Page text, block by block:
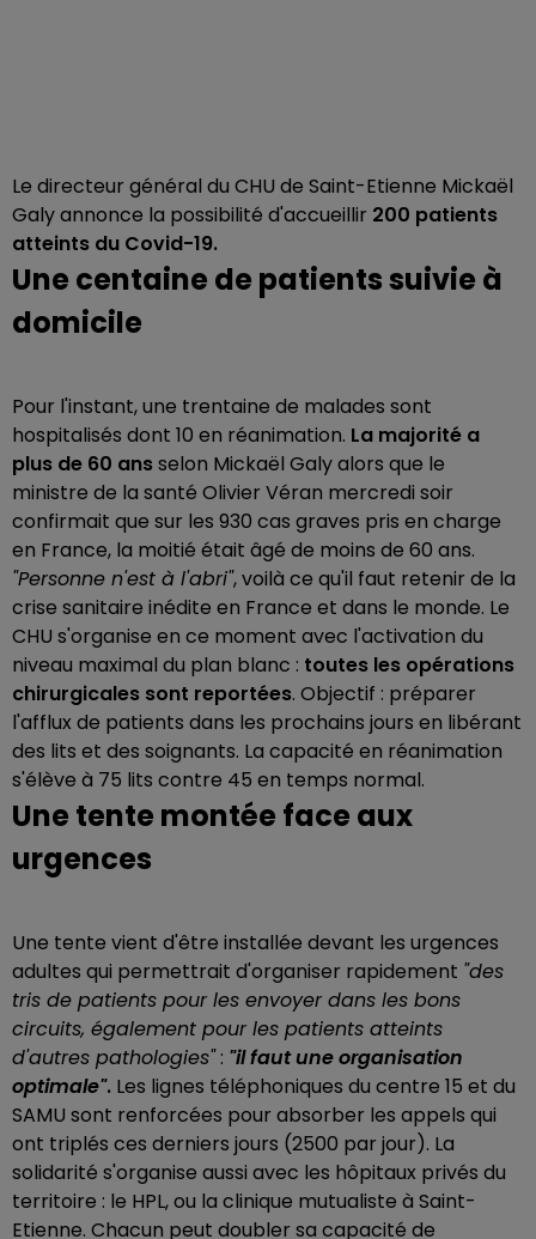
Le directeur général du CHU de Saint-Etienne Mickaël
Galy annonce la possibilité d'accueillir 200 patients
atteints du Covid-19.
Une centaine de patients suivie à
domicile
Pour l'instant, une trentaine de malades sont
hospitalisés dont 10 en réanimation. La majorité a
plus de 60 ansselon Mickaël Galy alors que le
ministre de la santé Olivier Véran mercredi soir
confirmait que sur les 930 cas graves pris en charge
en France, la moitié était âgé de moins de 60 ans.
"Personne n'est à l'abri", voilà ce qu'il faut retenir de la
crise sanitaire inédite en France et dans le monde. Le
CHU s'organise en ce moment avec l'activation du
niveau maximal du plan blanc : toutes les opérations
chirurgicales sont reportées. Objectif : préparer
l'afflux de patients dans les prochains jours en libérant
des lits et des soignants. La capacité en réanimation
s'élève à 75 lits contre 45 en temps normal.
Une tente montée face aux
urgences
Une tente vient d'être installée devant les urgences
adultes qui permettrait d'organiser rapidement "des
tris de patients pour les envoyer dans les bons
circuits, également pour les patients atteints
d'autres pathologies": "il faut une organisation
optimale". Les lignes téléphoniques du centre 15 et du
SAMU sont renforcées pour absorber les appels qui
ont triplés ces derniers jours (2500 par jour). La
solidarité s'organise aussi avec les hôpitaux privés du
territoire : le HPL, ou la clinique mutualiste à Saint-
Etienne. Chacun peut doubler sa capacité de